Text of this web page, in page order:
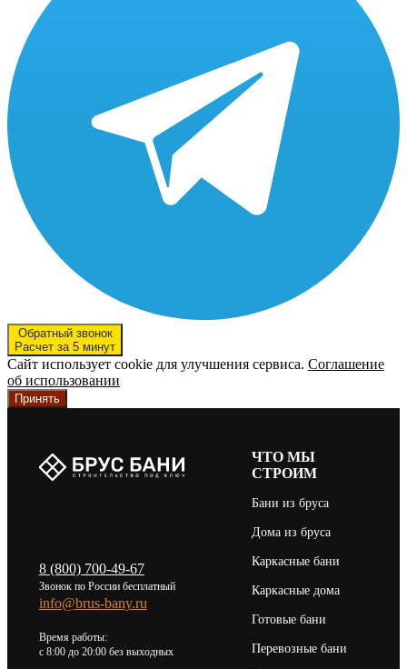
Обратный звонок
Расчет за 5 минут
Сайт использует cookie для улучшения сервиса. Соглашение
об использовании
Принять
8 (800) 700-49-67
Звонок по России бесплатный
info@brus-bany.ru
Время работы:
c 8:00 до 20:00 без выходных
ЧТО МЫ
СТРОИМ
Бани из бруса
Дома из бруса
Каркасные бани
Каркасные дома
Готовые бани
Перевозные бани